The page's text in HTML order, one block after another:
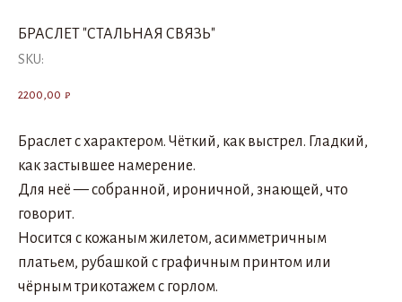
БРАСЛЕТ "СТАЛЬНАЯ СВЯЗЬ"
SKU:
2200,00 ₽
Браслет с характером. Чёткий, как выстрел. Гладкий,
как застывшее намерение.
Для неё — собранной, ироничной, знающей, что
говорит.
Носится с кожаным жилетом, асимметричным
платьем, рубашкой с графичным принтом или
чёрным трикотажем с горлом.